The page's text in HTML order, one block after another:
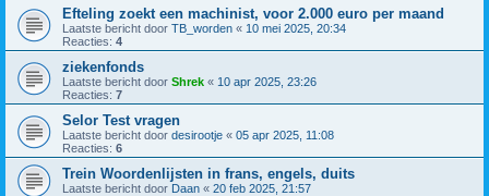
Efteling zoekt een machinist, voor 2.000 euro per maand
Laatste bericht door TB_worden « 10 mei 2025, 20:34
Reacties: 4
ziekenfonds
Laatste bericht door Shrek « 10 apr 2025, 23:26
Reacties: 7
Selor Test vragen
Laatste bericht door desirootje « 05 apr 2025, 11:08
Reacties: 6
Trein Woordenlijsten in frans, engels, duits
Laatste bericht door Daan « 20 feb 2025, 21:57